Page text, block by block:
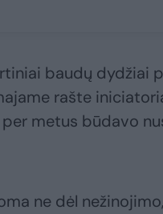
baudų dydžiai
rašte
metus būdavo
ne dėl